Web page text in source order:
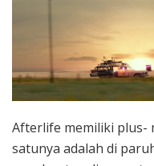
Afterlife memiliki plus-
satunya adalah di